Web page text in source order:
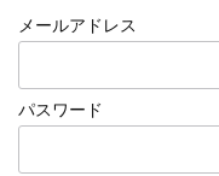
メールアドレス
パスワード